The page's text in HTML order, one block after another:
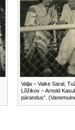
Valja – Vaike Saral,
Lõžikov – Arnold
pärandus”.